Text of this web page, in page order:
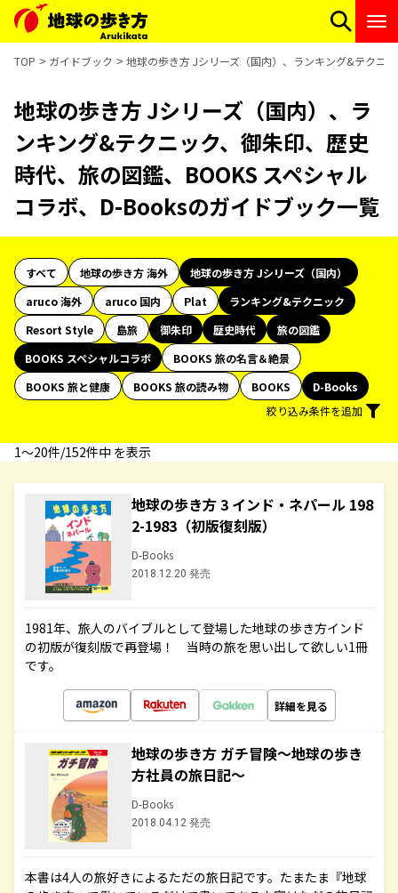
TOP ガイドブック 地球の歩き方 Jシリーズ（国内）、ランキング&テクニ
地球の歩き方 Jシリーズ（国内）、ラ
ンキング&テクニック、御朱印、歴史
時代、旅の図鑑、BOOKS スペシャル
コラボ、D-Booksのガイドブック一覧
すべて 地球の歩き方 海外
地球の歩き方 Jシリーズ（国内）
aruco 海外
aruco 国内 Plat
ランキング&テクニック
Resort Style
島旅 御朱印 歴史時代
旅の図鑑
BOOKS スペシャルコラボ
BOOKS 旅の名言＆絶景
BOOKS 旅と健康
BOOKS 旅の読み物 BOOKS
D-Books
絞り込み条件を追加
1〜20件/152件中 を表示
地球の歩き方 3 インド・ネパール 198
2-1983（初版復刻版）
D-Books
2018.12.20 発売
1981年、旅人のバイブルとして登場した地球の歩き方インド
の初版が復刻版で再登場！ 当時の旅を思い出して欲しい1冊
です。
詳細を見る
地球の歩き方 ガチ冒険～地球の歩き
方社員の旅日記～
D-Books
2018.04.12 発売
本書は4人の旅好きによるただの旅日記です。たまたま『地球